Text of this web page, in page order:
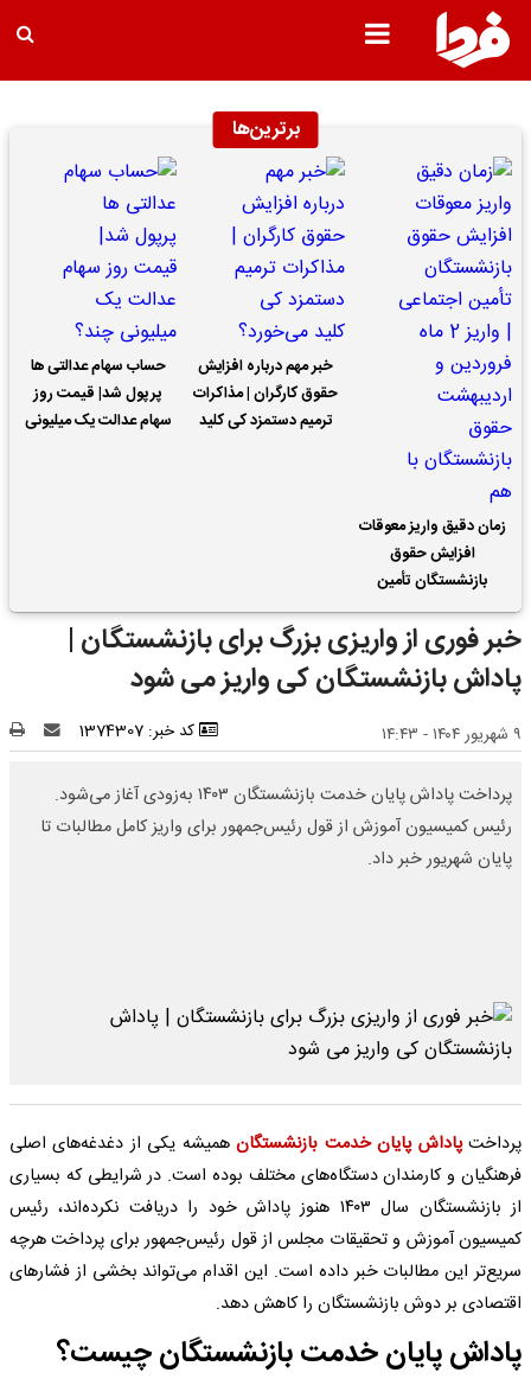
برترین‌ها
زمان دقیق واریز معوقات
افزایش حقوق
بازنشستگان تأمین
اجتماعی | واریز 2 ماه
فروردین و اردیبهشت
حقوق بازنشستگان با هم
خبر مهم درباره افزایش
حقوق کارگران | مذاکرات
ترمیم دستمزد کی کلید
حساب سهام عدالتی ها
پرپول شد| قیمت روز
سهام عدالت یک میلیونی
خبر فوری از واریزی بزرگ برای بازنشستگان |
پاداش بازنشستگان کی واریز می شود
۹ شهریور ۱۴۰۴ - ۱۴:۴۳ کد خبر: 1374307
پرداخت پاداش پایان خدمت بازنشستگان ۱۴۰۳ به‌زودی آغاز می‌شود.
رئیس کمیسیون آموزش از قول رئیس‌جمهور برای واریز کامل مطالبات تا
پایان شهریور خبر داد.
پرداختپاداش پایان خدمت بازنشستگانهمیشه یکی از دغدغه‌های اصلی
فرهنگیان و کارمندان دستگاه‌های مختلف بوده است. در شرایطی که بسیاری
از بازنشستگان سال ۱۴۰۳ هنوز پاداش خود را دریافت نکرده‌اند، رئیس
کمیسیون آموزش و تحقیقات مجلس از قول رئیس‌جمهور برای پرداخت هرچه
سریع‌تر این مطالبات خبر داده است. این اقدام می‌تواند بخشی از فشارهای
اقتصادی بر دوش بازنشستگان را کاهش دهد.
پاداش پایان خدمت بازنشستگان چیست؟